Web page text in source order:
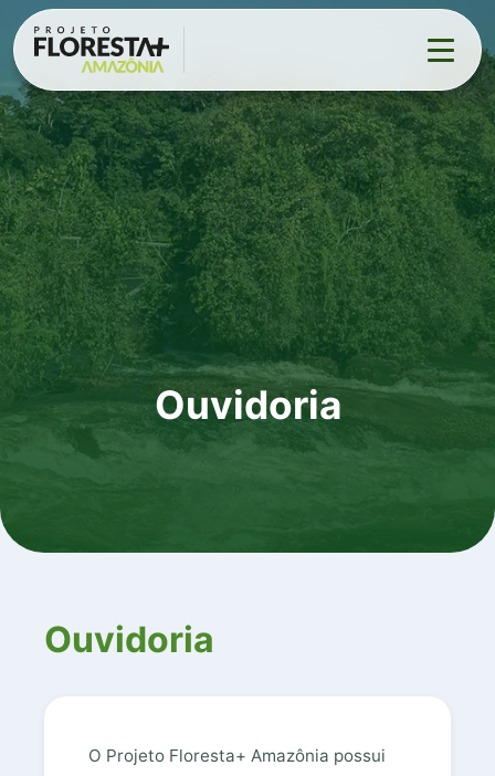
Projeto ▼
Eventos
Contato ▼
Ouvidoria
Ouvidoria
O Projeto Floresta+ Amazônia possui